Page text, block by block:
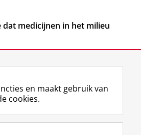
medicijnen in het milieu
F
a
L
i
R
S
I
n
Y
o
en maakt gebruik van
cookies.